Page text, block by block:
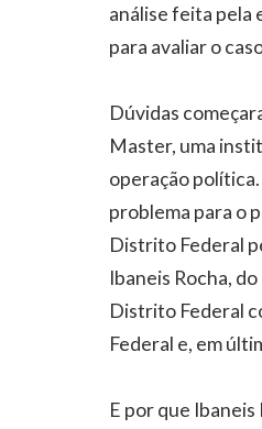
análise feita pela
para avaliar o
Dúvidas
Master, uma
operação
problema para o
Distrito Federal
Ibaneis Rocha,
Distrito Federal
Federal e, em
E por que